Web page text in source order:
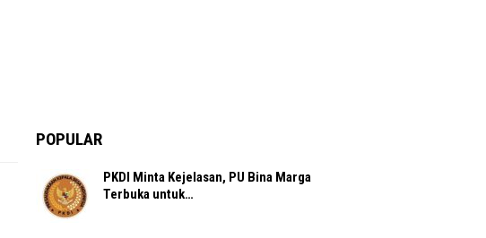
POPULAR
PKDI Minta Kejelasan, PU Bina Marga
Terbuka untuk…